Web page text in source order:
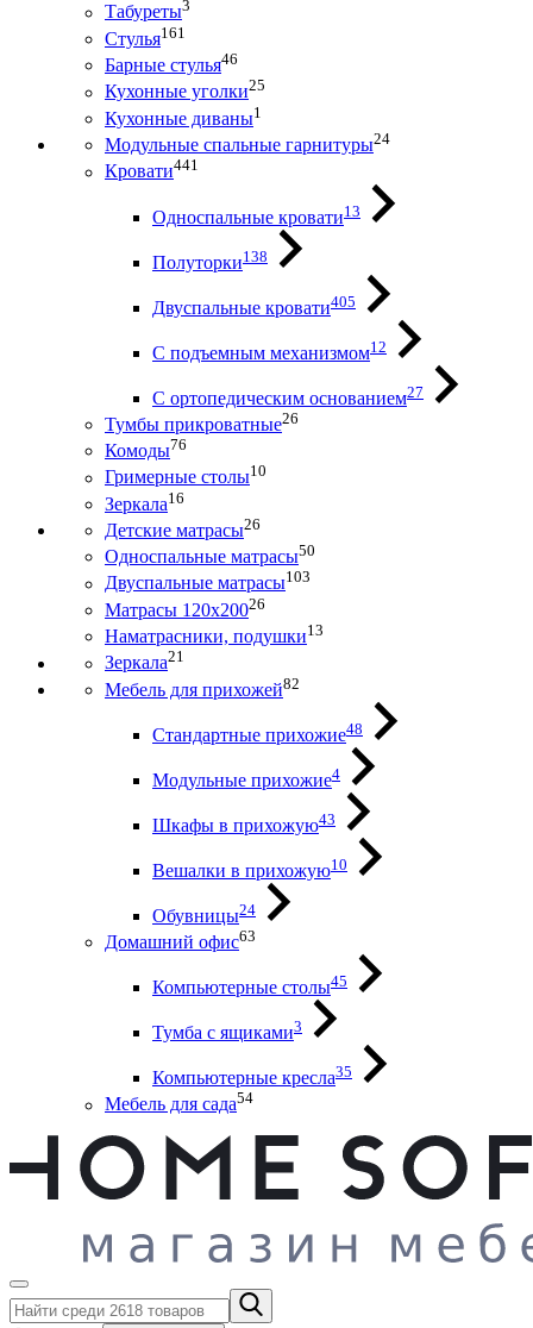
Табуреты3
Стулья161
Барные стулья46
Кухонные уголки25
Кухонные диваны1
Модульные спальные гарнитуры24
Кровати441
Односпальные кровати13
Полуторки138
Двуспальные кровати405
С подъемным механизмом12
С ортопедическим основанием27
Тумбы прикроватные26
Комоды76
Гримерные столы10
Зеркала16
Детские матрасы26
Односпальные матрасы50
Двуспальные матрасы103
Матрасы 120х20026
Наматрасники, подушки13
Зеркала21
Мебель для прихожей82
Стандартные прихожие48
Модульные прихожие4
Шкафы в прихожую43
Вешалки в прихожую10
Обувницы24
Домашний офис63
Компьютерные столы45
Тумба с ящиками3
Компьютерные кресла35
Мебель для сада54